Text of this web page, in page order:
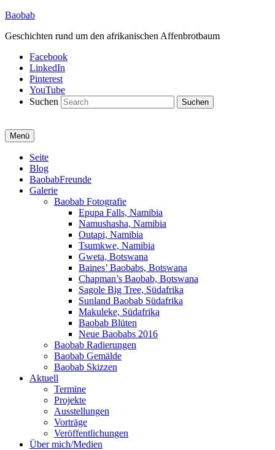
Baobab
Geschichten rund um den afrikanischen Affenbrotbaum
Facebook
LinkedIn
Pinterest
YouTube
Suchen
Menü
Primäres
Menü
Seite
Blog
BaobabFreunde
Galerie
Baobab Fotografie
Epupa Falls, Namibia
Namushasha, Namibia
Outapi, Namibia
Tsumkwe, Namibia
Gweta, Botswana
Baines’ Baobabs, Botswana
Chapman’s Baobab, Botswana
Sagole Big Tree, Südafrika
Sunland Baobab Südafrika
Makuleke, Südafrika
Baobab Blüten
Neue Baobabs 2016
Baobab Radierungen
Baobab Gemälde
Baobab Skizzen
Aktuell
Termine
Projekte
Ausstellungen
Vorträge
Veröffentlichungen
Über mich/Medien